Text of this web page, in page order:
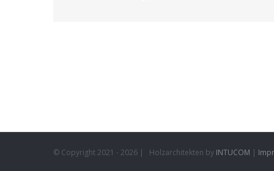
© Copyright 2021 - 2026 | Holzarchitekten by INTUCOM |